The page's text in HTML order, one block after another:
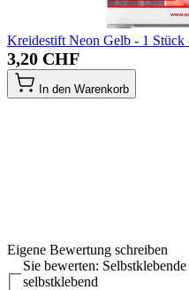
Kreidestift Neon Gelb - 1 Stück
3,20 CHF
In den Warenkorb
Eigene Bewertung schreiben
Sie bewerten:
selbstklebend